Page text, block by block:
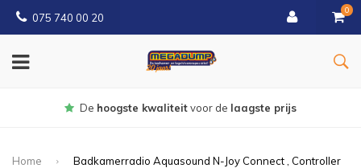
075 740 00 20
0
Gratisbezorgd vanaf € 150
Home
Badkamerradio Aquasound N-Joy Connect , Controller